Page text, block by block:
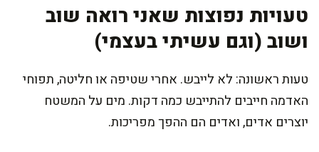
טעויות נפוצות שאני רואה שוב
ושוב (וגם עשיתי בעצמי)
טעות ראשונה: לא לייבש. אחרי שטיפה או חליטה, תפוחי
האדמה חייבים להתייבש כמה דקות. מים על המשטח
יוצרים אדים, ואדים הם ההפך מפריכות.